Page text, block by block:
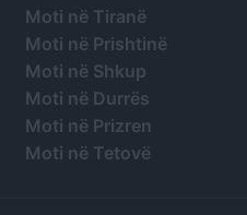
Moti në Tiranë
Moti në Prishtinë
Moti në Shkup
Moti në Durrës
Moti në Prizren
Moti në Tetovë